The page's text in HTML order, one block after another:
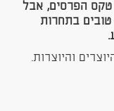
טקס הפרסים, אבל
בתחרות